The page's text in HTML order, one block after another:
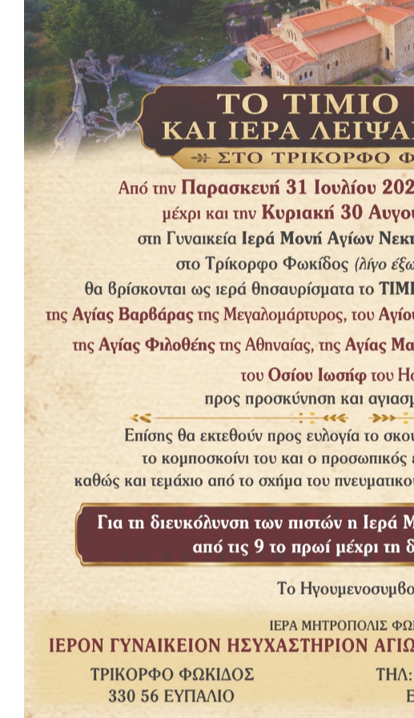
Monica Sherif
Alex McLaren
Tristique magna sit amet purus gravida quis. Netus et malesuada fames ac
feugiat nisl. Laoreet id donec ultrices tincidunt arcu non sodales neque. Sit amet
Table Default
ID First Name
Michael
Alex
Quis commodo odio aenean sed adipiscing diam donec adipiscing. Viverra
Ac ut consequat semper viverra. Malesuada pellentesque elit eget gravida cum
Table Striped
First Name
Michael
Monica
Alex
Η οσία Μαρία η Αιγυπτία
Το νοητό ταξίδι